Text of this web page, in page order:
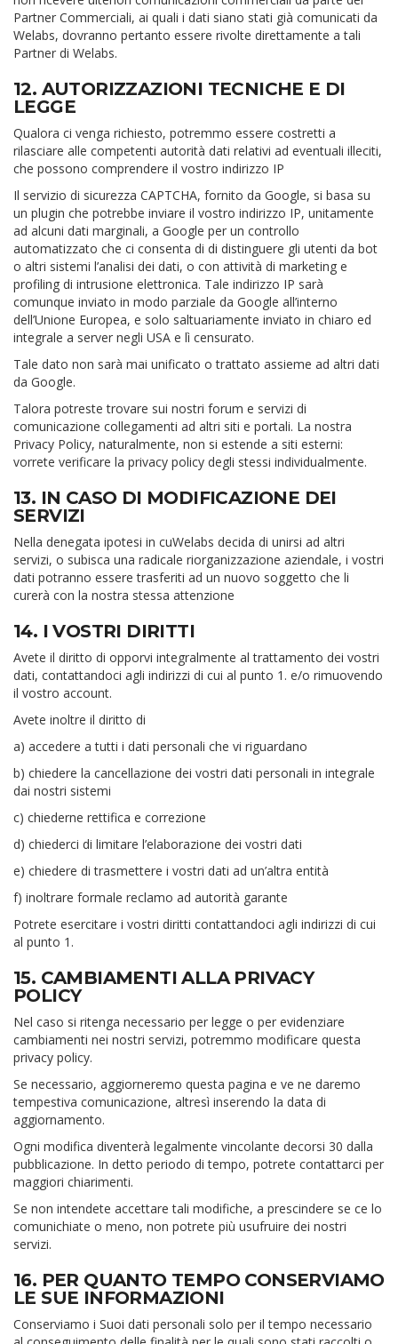
Partner Commerciali, ai quali i dati siano stati già comunicati da
Welabs, dovranno pertanto essere rivolte direttamente a tali
Partner di Welabs.
12. AUTORIZZAZIONI TECNICHE E DI
LEGGE
Qualora ci venga richiesto, potremmo essere costretti a
rilasciare alle competenti autorità dati relativi ad eventuali illeciti,
che possono comprendere il vostro indirizzo IP
Il servizio di sicurezza CAPTCHA, fornito da Google, si basa su
un plugin che potrebbe inviare il vostro indirizzo IP, unitamente
ad alcuni dati marginali, a Google per un controllo
automatizzato che ci consenta di di distinguere gli utenti da bot
o altri sistemi l’analisi dei dati, o con attività di marketing e
profiling di intrusione elettronica. Tale indirizzo IP sarà
comunque inviato in modo parziale da Google all’interno
dell’Unione Europea, e solo saltuariamente inviato in chiaro ed
integrale a server negli USA e lì censurato.
Tale dato non sarà mai unificato o trattato assieme ad altri dati
da Google.
Talora potreste trovare sui nostri forum e servizi di
comunicazione collegamenti ad altri siti e portali. La nostra
Privacy Policy, naturalmente, non si estende a siti esterni:
vorrete verificare la privacy policy degli stessi individualmente.
13. IN CASO DI MODIFICAZIONE DEI
SERVIZI
Nella denegata ipotesi in cuWelabs decida di unirsi ad altri
servizi, o subisca una radicale riorganizzazione aziendale, i vostri
dati potranno essere trasferiti ad un nuovo soggetto che li
curerà con la nostra stessa attenzione
14. I VOSTRI DIRITTI
Avete il diritto di opporvi integralmente al trattamento dei vostri
dati, contattandoci agli indirizzi di cui al punto 1. e/o rimuovendo
il vostro account.
Avete inoltre il diritto di
a) accedere a tutti i dati personali che vi riguardano
b) chiedere la cancellazione dei vostri dati personali in integrale
dai nostri sistemi
c) chiederne rettifica e correzione
d) chiederci di limitare l’elaborazione dei vostri dati
e) chiedere di trasmettere i vostri dati ad un’altra entità
f) inoltrare formale reclamo ad autorità garante
Potrete esercitare i vostri diritti contattandoci agli indirizzi di cui
al punto 1.
15. CAMBIAMENTI ALLA PRIVACY
POLICY
Nel caso si ritenga necessario per legge o per evidenziare
cambiamenti nei nostri servizi, potremmo modificare questa
privacy policy.
Se necessario, aggiorneremo questa pagina e ve ne daremo
tempestiva comunicazione, altresì inserendo la data di
aggiornamento.
Ogni modifica diventerà legalmente vincolante decorsi 30 dalla
pubblicazione. In detto periodo di tempo, potrete contattarci per
maggiori chiarimenti.
Se non intendete accettare tali modifiche, a prescindere se ce lo
comunichiate o meno, non potrete più usufruire dei nostri
servizi.
16. PER QUANTO TEMPO CONSERVIAMO
LE SUE INFORMAZIONI
Conserviamo i Suoi dati personali solo per il tempo necessario